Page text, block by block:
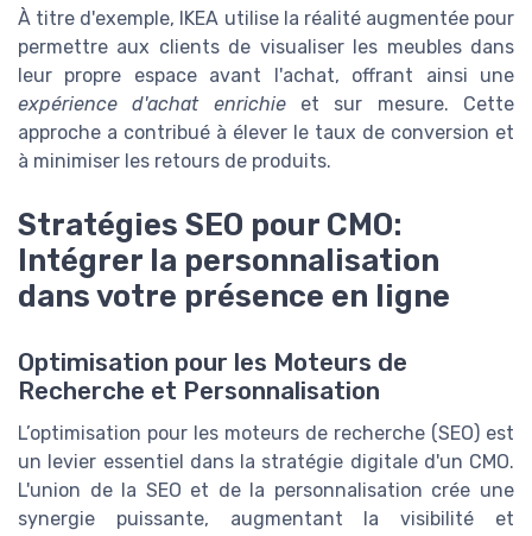
À titre d'exemple, IKEA utilise la réalité augmentée pour
permettre aux clients de visualiser les meubles dans
leur propre espace avant l'achat, offrant ainsi une
expérience d'achat enrichieet sur mesure. Cette
approche a contribué à élever le taux de conversion et
à minimiser les retours de produits.
Stratégies SEO pour CMO:
Intégrer la personnalisation
dans votre présence en ligne
Optimisation pour les Moteurs de
Recherche et Personnalisation
L’optimisation pour les moteurs de recherche (SEO) est
un levier essentiel dans la stratégie digitale d'un CMO.
L'union de la SEO et de la personnalisation crée une
synergie puissante, augmentant la visibilité et